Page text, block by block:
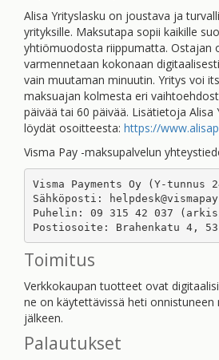
Alisa Yrityslasku on joustava ja
yrityksille. Maksutapa sopii kaikille
yhtiömuodosta riippumatta. Ostajan
varmennetaan kokonaan
vain muutaman minuutin. Yritys voi
maksuajan kolmesta eri
päivää tai 60 päivää. Lisätietoja Alisa
löydät osoitteesta: https://
Visma Pay -maksupalvelun
Visma Payments Oy (Y-tunnus
Sähköposti:
Puhelin: 09 315 42 037
Postiosoite: Brahenkatu 4,
Toimitus
Verkkokaupan tuotteet ovat
ne on käytettävissä heti onnistuneen
jälkeen.
Palautukset